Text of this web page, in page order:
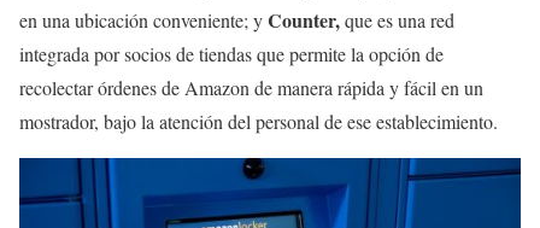
en una ubicación conveniente; yCounter,que es una red
integrada por socios de tiendas que permite la opción de
recolectar órdenes de Amazon de manera rápida y fácil en un
mostrador, bajo la atención del personal de ese establecimiento.